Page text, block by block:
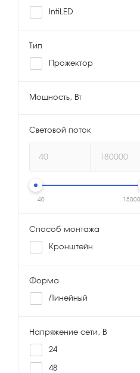
IntiLED
Тип
Прожектор
Мощность, Вт
Световой поток
40
Способ монтажа
Кронштейн
Форма
Линейный
Напряжение сети, В
24
48